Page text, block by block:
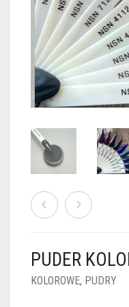
PUDRY BROKATOWE
PUDRY Z
PUDRY KOLOR PUR
PUDRY BUDUJĄCE
PUDRY DO FRENCH
PUDRY GALAXY
PUDRY SPARKLE
PUDRY TERMICZNE
PUDRY ŚWIECĄCE
FOIL DIP
KOSZYK
PUDER
KOLOROWE, PUDRY